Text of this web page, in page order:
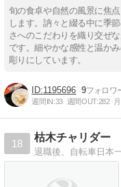
旬の食卓や自然の風景に焦
します。訥々と綴る中に季
さへのこだわりを織り交ぜ
です。細やかな感性と温か
彫りにしています。
1195696 9
週間IN:33 週間OUT:282
18
枯木チャリダー